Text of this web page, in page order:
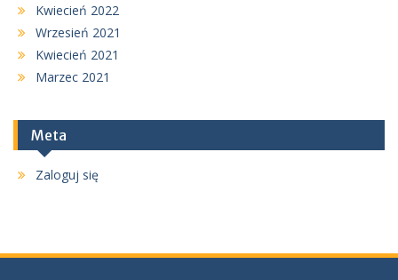
Kwiecień 2022
Wrzesień 2021
Kwiecień 2021
Marzec 2021
Meta
Zaloguj się